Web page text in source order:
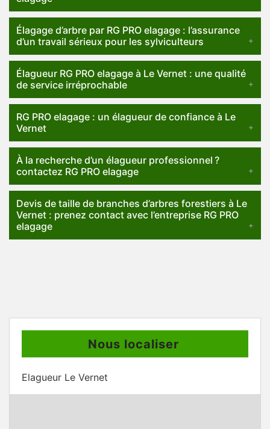
Élagage d’arbre par RG PRO elagage : l’assurance
d’un travail sérieux pour les sylviculteurs
Élagueur RG PRO elagage à Le Vernet : une qualité
de service irréprochable
RG PRO elagage : un élagueur de confiance à Le
Vernet
À la recherche d’un élagueur professionnel ?
contactez RG PRO elagage
Devis de taille de branches d’arbres forestiers à Le
Vernet : prenez contact avec l’entreprise RG PRO
elagage
Nous localiser
Elagueur Le Vernet